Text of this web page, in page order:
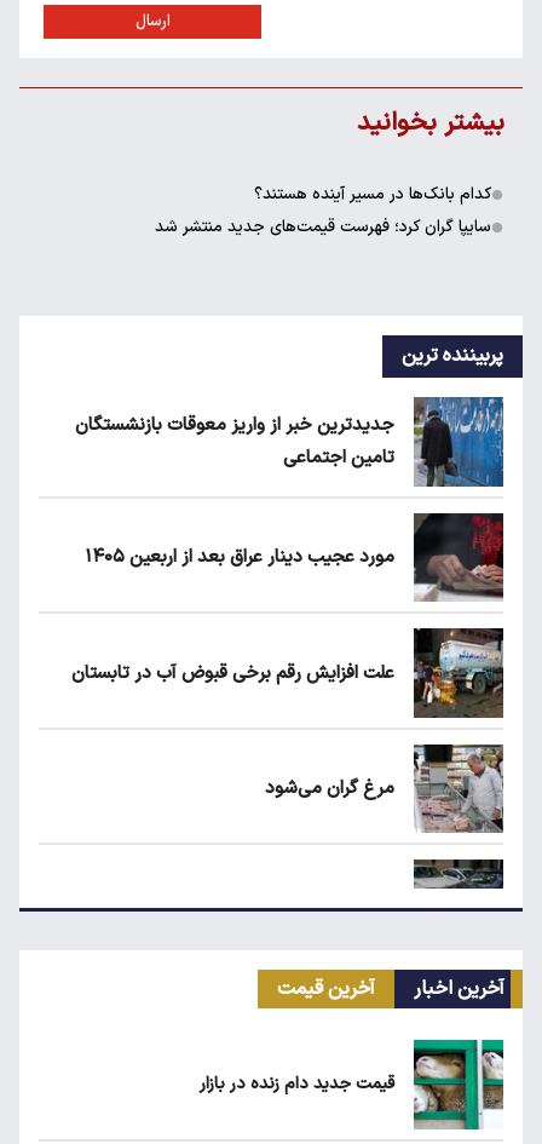
ارسال
بیشتر بخوانید
کدام بانک‌ها در مسیر آینده هستند؟
سایپا گران کرد؛ فهرست قیمت‌های جدید منتشر شد
پربیننده ترین
جدیدترین خبر از واریز معوقات بازنشستگان
تامین اجتماعی
مورد عجیب دینار عراق بعد از اربعین ۱۴۰۵
علت افزایش رقم برخی قبوض آب در تابستان
مرغ گران می‌شود
ریزش قیمت خودرو چقدر احتمال دارد؟
آخرین اخبار آخرین قیمت
قیمت جدید دام زنده در بازار